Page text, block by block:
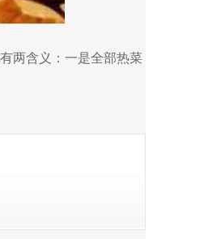
两含义：一是全部热菜